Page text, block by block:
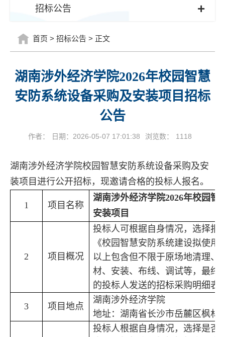
招标公告 +
首页 > 招标公告 > 正文
湖南涉外经济学院2026年校园智慧
安防系统设备采购及安装项目招标
公告
作者： 日期：2026-05-07 17:01:38 浏览数： 1118
湖南涉外经济学院校园智慧安防系统设备采购及安
装项目 进行公开招标， 现邀请合格的投标人报名。
1 项目名称
湖南涉外经济学院2026年校园智
安装项目
2 项目概况
投标人可根据自身情况，选择报
《校园智慧安防系统建设拟使用
以上包含但不限于原场地清理、
材、安装、 布线、 调试等， 最终
的投标人发送的招标采购明细表
3 项目 地点
湖南涉外经济学院
地址：湖南省长沙市岳麓区枫林
投标人根据自身情况，选择是否